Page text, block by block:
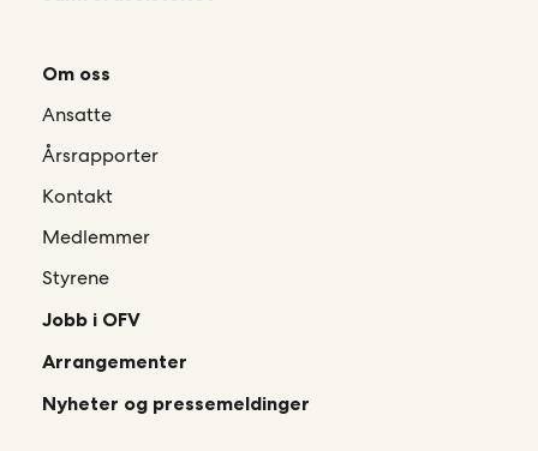
Om oss
Ansatte
Årsrapporter
Kontakt
Medlemmer
Styrene
Jobb i OFV
Arrangementer
Nyheter og pressemeldinger